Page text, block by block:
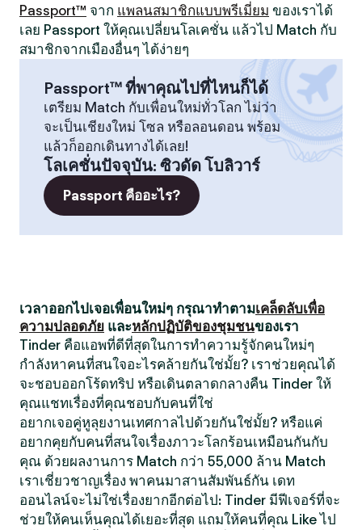
Passport™ จาก แพลนสมาชิกแบบพรีเมี่ยม ของเราได้
เลย Passport ให้คุณเปลี่ยนโลเคชั่น แล้วไป Match กับ
สมาชิกจากเมืองอื่นๆ ได้ง่ายๆ
Passport™ ที่พาคุณไปที่ไหนก็ได้
เตรียม Match กับเพื่อนใหม่ทั่วโลก ไม่ว่า
จะเป็นเชียงใหม่ โซล หรือลอนดอน พร้อม
แล้วก็ออกเดินทางได้เลย!
โลเคชั่นปัจจุบัน: ซิวดัด โบลิวาร์
Passport คืออะไร?
เวลาออกไปเจอเพื่อนใหม่ๆ กรุณาทำตามเคล็ดลับเพื่อ
ความปลอดภัย และหลักปฏิบัติของชุมชนของเรา
Tinder คือแอพที่ดีที่สุดในการทำความรู้จักคนใหม่ๆ
กำลังหาคนที่สนใจอะไรคล้ายกันใช่มั้ย? เราช่วยคุณได้
จะชอบออกโร้ดทริป หรือเดินตลาดกลางคืน Tinder ให้
คุณแชทเรื่องที่คุณชอบกับคนที่ใช่
อยากเจอคู่หูลุยงานเทศกาลไปด้วยกันใช่มั้ย? หรือแค่
อยากคุยกับคนที่สนใจเรื่องภาวะโลกร้อนเหมือนกันกับ
คุณ ด้วยผลงานการ Match กว่า 55,000 ล้าน Match
เราเชี่ยวชาญเรื่อง พาคนมาสานสัมพันธ์กัน เดท
ออนไลน์จะไม่ใช่เรื่องยากอีกต่อไป: Tinder มีฟีเจอร์ที่จะ
ช่วยให้คนเห็นคุณได้เยอะที่สุด แถมให้คนที่คุณ Like ไป